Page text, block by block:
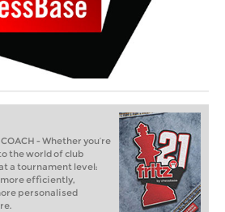
- Whether you’re
the world of club
a tournament level:
efficiently,
personalised